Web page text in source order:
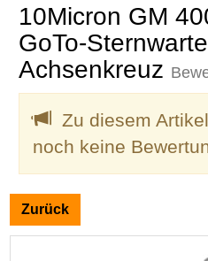
10Micron GM
GoTo-
Achsenkreuz
Zu diesem
noch keine
Zurück